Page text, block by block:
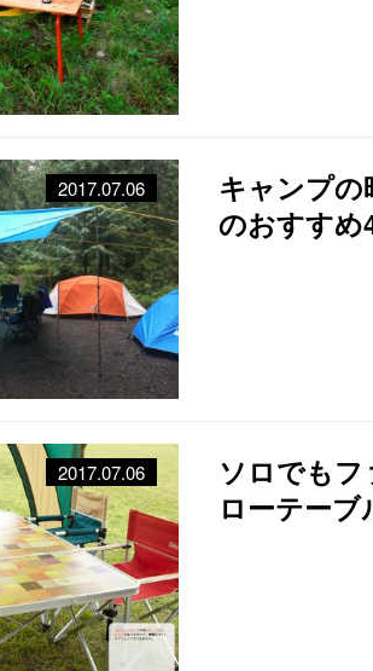
キャンプ
のおすすめ
2017.07.06
ソロでも
ローテーブ
2017.07.06